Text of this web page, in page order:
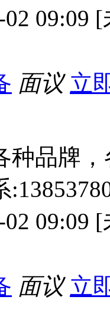
02 09:09
面议 立
种品牌
02 09:09
面议 立